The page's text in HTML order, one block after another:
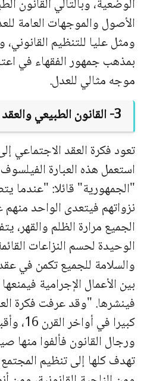
الوضعية، وبالتالي القانون
الأصول والموجهات العامة
ومثل عليا للتنظيم
بمذهب جمهور الفقهاء في
موجه مثالي للعدل.
3- القانون الطبيعي والعقد الاجتماعي:
تعود فكرة العقد الاجتماعي
استعمل هذه العبارة
"الجمهورية" قائلا:
نزواتهم فيتعدى الواحد
الجميع مرارة الظلم والقهر،
الوحيدة لحسم النزاعات
والسلامة للجميع تكمن في
بين الأعمال الإجرامية
فينشرها. "وقد عرفت فكرة
كبيرا في
ورجال القانون فألفوا منها
تهدف كلها إلى تنظيم